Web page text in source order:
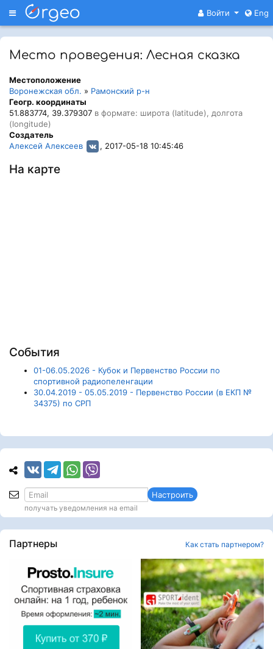
Меню Войти Eng
Место проведения: Лесная сказка
Местоположение
Воронежская обл. » Рамонский р-н
Геогр. координаты
51.883774, 39.379307 в формате: широта (latitude), долгота
(longitude)
Создатель
Алексей Алексеев
, 2017-05-18 10:45:46
На карте
События
01-06.05.2026 - Кубок и Первенство России по
спортивной радиопеленгации
30.04.2019 - 05.05.2019 - Первенство России (в ЕКП №
34375) по СРП
Настроить
получать уведомления на email
Партнеры Как стать партнером?